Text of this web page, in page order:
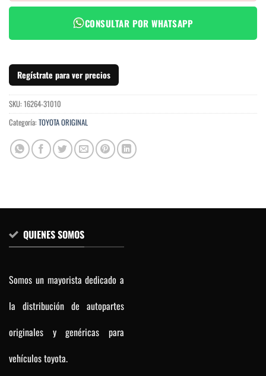
CONSULTAR POR WHATSAPP
Regístrate para ver precios
SKU: 16264-31010
Categoría: TOYOTA ORIGINAL
QUIENES SOMOS
Somos un mayorista dedicado a
la distribución de autopartes
originales y genéricas para
vehículos toyota.